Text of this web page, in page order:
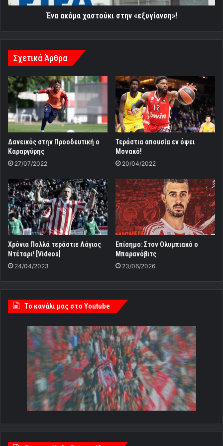
Ένα ακόμα χαστούκι στην «εξυγίανση»!
Σχετικά Άρθρα
Δανεικός στην Προοδευτική ο
Καραργύρης
27/07/2022
Τεράστια απουσία εν όψει
Μονακό!
20/04/2022
Χρόνια Πολλά τεράστιε Λάγιος
Ντέταρι! [Videos]
24/04/2023
Eπίσημο: Στον Ολυμπιακό ο
Μπαρανόβιτς
23/06/2026
Tο κανάλι μας στο Youtube